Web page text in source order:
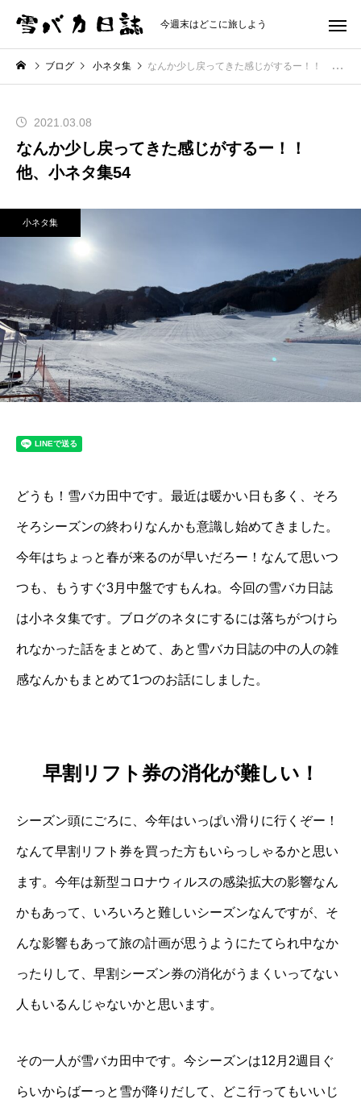
今週末はどこに旅しよう
ブログ 小ネタ集 なんか少し戻ってきた感じがするー！！ 他、小ネタ集54
2021.03.08
なんか少し戻ってきた感じがするー！！
他、小ネタ集54
小ネタ集
どうも！雪バカ田中です。最近は暖かい日も多く、そろ
そろシーズンの終わりなんかも意識し始めてきました。
今年はちょっと春が来るのが早いだろー！なんて思いつ
つも、もうすぐ3月中盤ですもんね。今回の雪バカ日誌
は小ネタ集です。ブログのネタにするには落ちがつけら
れなかった話をまとめて、あと雪バカ日誌の中の人の雑
感なんかもまとめて1つのお話にしました。
早割リフト券の消化が難しい！
シーズン頭にごろに、今年はいっぱい滑りに行くぞー！
なんて早割リフト券を買った方もいらっしゃるかと思い
ます。今年は新型コロナウィルスの感染拡大の影響なん
かもあって、いろいろと難しいシーズンなんですが、そ
んな影響もあって旅の計画が思うようにたてられ中なか
ったりして、早割シーズン券の消化がうまくいってない
人もいるんじゃないかと思います。
その一人が雪バカ田中です。今シーズンは12月2週目ぐ
らいからばーっと雪が降りだして、どこ行ってもいいじ